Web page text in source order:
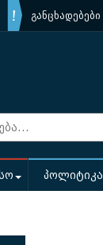
განცხადებები
პოლიტიკა